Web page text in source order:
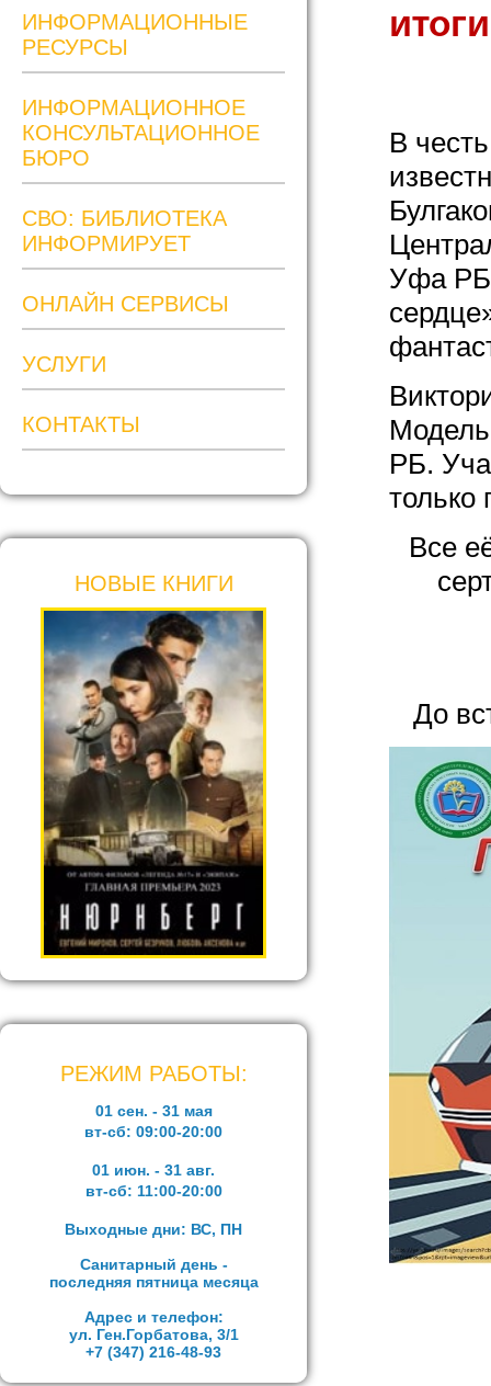
ИНФОРМАЦИОННЫЕ
РЕСУРСЫ
ИНФОРМАЦИОННОЕ
КОНСУЛЬТАЦИОННОЕ
БЮРО
СВО: БИБЛИОТЕКА
ИНФОРМИРУЕТ
ОНЛАЙН СЕРВИСЫ
УСЛУГИ
КОНТАКТЫ
НОВЫЕ КНИГИ
РЕЖИМ РАБОТЫ:
01 сен. - 31 мая
вт-сб: 09:00-20:00
01 июн. - 31 авг.
вт-сб: 11:00-20:00
Выходные дни: ВС, ПН
Санитарный день -
последняя пятница месяца
Адрес и телефон:
ул. Ген.Горбатова, 3/1
+7 (347) 216-48-93
В
Уфа РБ
РБ.
только
Все
До